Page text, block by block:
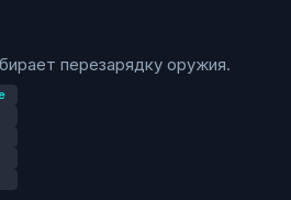
перезарядку оружия.